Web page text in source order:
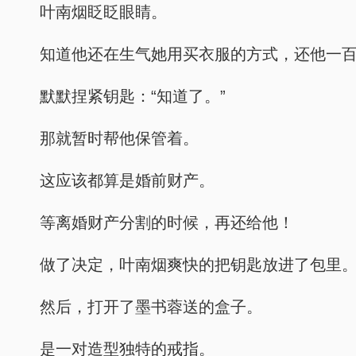
叶南烟眨眨眼睛。
知道他还在生气她用买衣服的方式，还他一百
默默捏紧钥匙：“知道了。”
那就暂时帮他保管着。
这应该都算是婚前财产。
等离婚财产分割的时候，再还给他！
做了决定，叶南烟爽快的把钥匙放进了包里。
然后，打开了墨书蓉送的盒子。
是一对造型独特的戒指。